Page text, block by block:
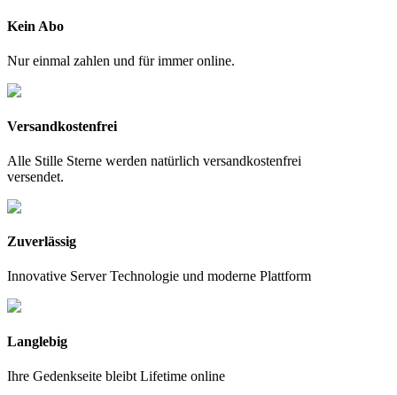
Kein Abo
Nur einmal zahlen und für immer online.
Versandkostenfrei
Alle Stille Sterne werden natürlich versandkostenfrei
versendet.
Zuverlässig
Innovative Server Technologie und moderne Plattform
Langlebig
Ihre Gedenkseite bleibt Lifetime online